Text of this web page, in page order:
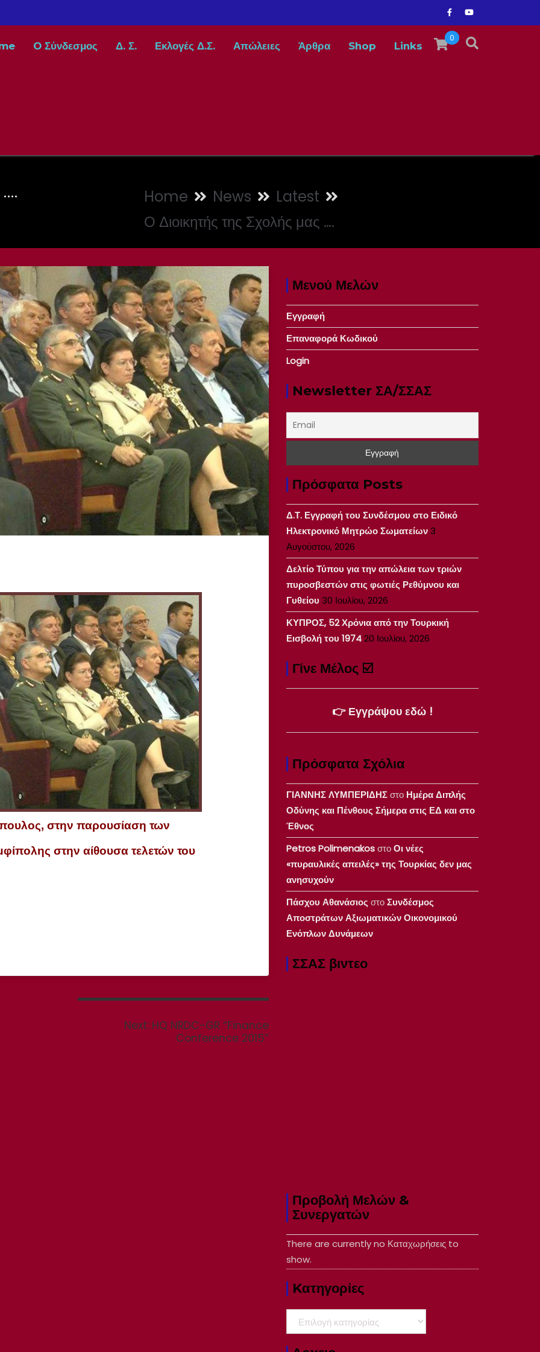
0
O Σύνδεσμος Δ. Σ. Εκλογές Δ.Σ. Απώλειες Άρθρα Shop Links
…. Home News
Latest
Ο Διοικητής της Σχολής μας ….
στην παρουσίαση των
στην αίθουσα τελετών του
Next: Next
post:
HQ NRDC-GR “Finance
Conference 2015”
Μενού Μελών
Εγγραφή
Επαναφορά Κωδικού
Login
Newsletter ΣΑ/ΣΣΑΣ
Πρόσφατα Posts
Δ.Τ. Εγγραφή του Συνδέσμου στο Ειδικό
Ηλεκτρονικό Μητρώο Σωματείων3
Αυγούστου, 2026
Δελτίο Τύπου για την απώλεια των τριών
πυροσβεστών στις φωτιές Ρεθύμνου και
Γυθείου 30 Ιουλίου, 2026
ΚΥΠΡΟΣ, 52 Χρόνια από την Τουρκική
Εισβολή του 197420 Ιουλίου, 2026
Γίνε Μέλος ☑️
👉 Εγγράψου εδώ !
Πρόσφατα Σχόλια
ΓΙΑΝΝΗΣ ΛΥΜΠΕΡΙΔΗΣστο Ημέρα Διπλής
Οδύνης και Πένθους Σήμερα στις ΕΔ και στο
Έθνος
Petros PolimenakosστοΟι νέες
«πυραυλικές απειλές» της Τουρκίας δεν μας
ανησυχούν
Πάσχου Αθανάσιος στοΣυνδέσμος
Αποστράτων Αξιωματικών Οικονομικού
Ενόπλων Δυνάμεων
ΣΣΑΣ βιντεο
Προβολή Μελών &
Συνεργατών
There are currently no Καταχωρήσεις to
show.
Kατηγορίες
Kατηγορίες